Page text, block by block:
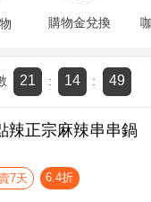
購物金兌換
21 : 14 : 48
辣正宗麻辣串串鍋
7天 6.4折